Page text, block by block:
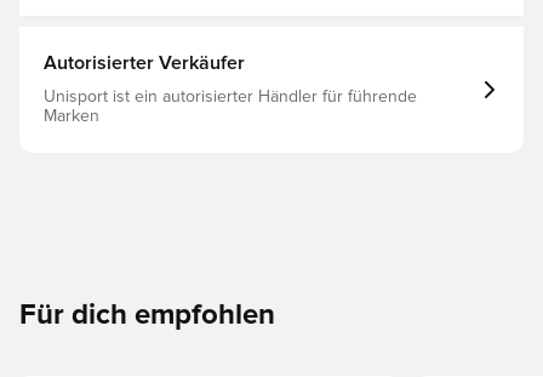
Autorisierter Verkäufer
Unisport ist ein autorisierter Händler für führende
Marken
Für dich empfohlen